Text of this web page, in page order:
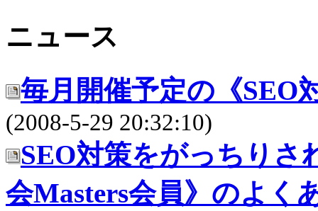
ニュース
毎月開催予定の《SEO
(2008-5-29 20:32:10)
SEO対策をがっちりさ
会Masters会員》のよく